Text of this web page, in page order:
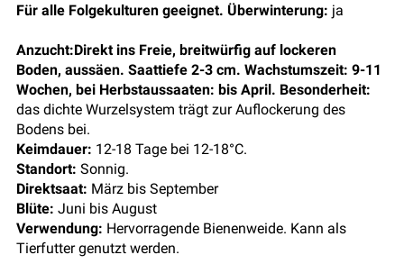
Für alle Folgekulturen geeignet. Überwinterung: ja
Anzucht:Direkt ins Freie, breitwürfig auf lockeren
Boden, aussäen. Saattiefe 2-3 cm. Wachstumszeit: 9-11
Wochen, bei Herbstaussaaten: bis April. Besonderheit:
das dichte Wurzelsystem trägt zur Auflockerung des
Bodens bei.
Keimdauer: 12-18 Tage bei 12-18°C.
Standort: Sonnig.
Direktsaat: März bis September
Blüte: Juni bis August
Verwendung: Hervorragende Bienenweide. Kann als
Tierfutter genutzt werden.